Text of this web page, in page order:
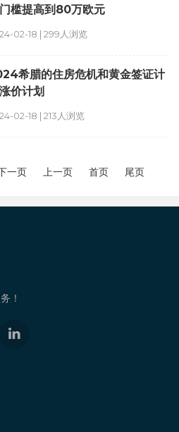
02-18 | 299人浏览
槛提高到80万欧元
02-18 | 213人浏览
希腊的住房危机和黄金签证计
价计划
一页 上一页 首页 尾页
！